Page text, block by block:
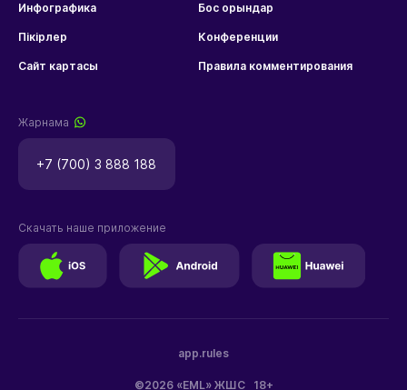
Инфографика Бос орындар
Пікірлер Конференции
Сайт картасы Правила комментирования
Жарнама
+7 (700) 3 888 188
©2026 «EML» ЖШС 18+
app.rules
Скачать наше приложение